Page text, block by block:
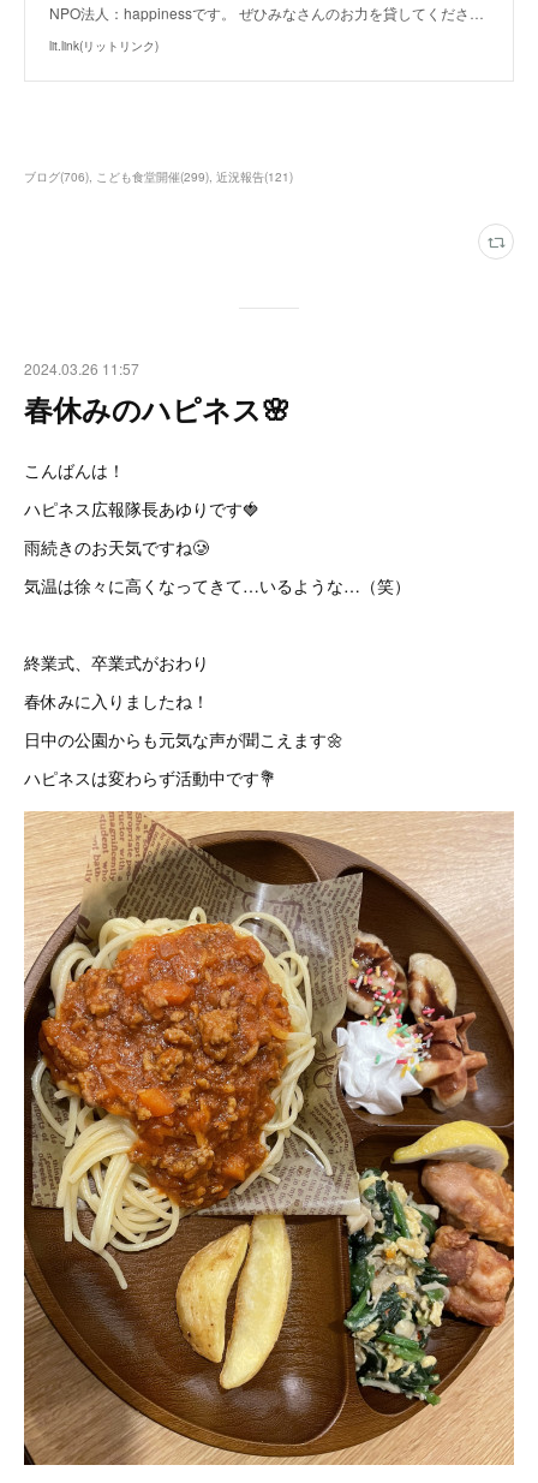
NPO法人：happinessです。 ぜひみなさんのお力を貸してくださ…
lit.link(リットリンク)
ブログ(706) こども食堂開催(299) 近況報告(121)
2024.03.26 11:57
春休みのハピネス🌸
こんばんは！
ハピネス広報隊長あゆりです🍓
雨続きのお天気ですね🥲
気温は徐々に高くなってきて…いるような…（笑）
終業式、卒業式がおわり
春休みに入りましたね！
日中の公園からも元気な声が聞こえます🌼
ハピネスは変わらず活動中です💐